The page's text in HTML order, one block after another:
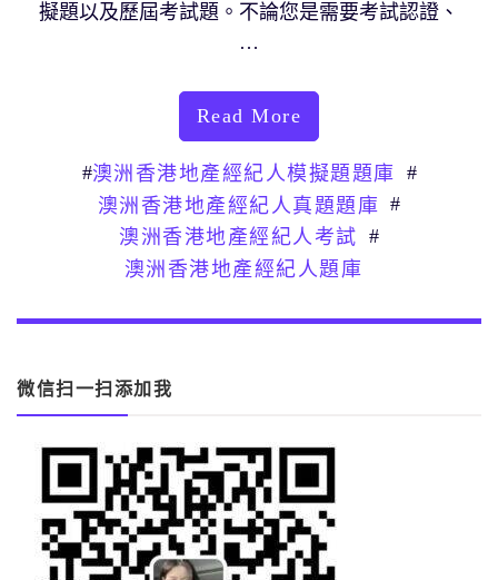
擬題以及歷屆考試題。不論您是需要考試認證、
…
Read More
#澳洲香港地產經紀人模擬題題庫 #
澳洲香港地產經紀人真題題庫 #
澳洲香港地產經紀人考試 #
澳洲香港地產經紀人題庫
微信扫一扫添加我